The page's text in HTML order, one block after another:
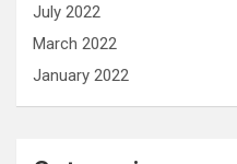
July 2022
March 2022
January 2022